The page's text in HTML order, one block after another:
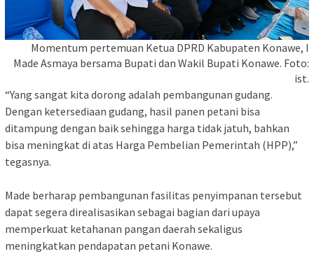
Momentum pertemuan Ketua DPRD Kabupaten Konawe, I
Made Asmaya bersama Bupati dan Wakil Bupati Konawe. Foto:
ist.
‎“Yang sangat kita dorong adalah pembangunan gudang.
Dengan ketersediaan gudang, hasil panen petani bisa
ditampung dengan baik sehingga harga tidak jatuh, bahkan
bisa meningkat di atas Harga Pembelian Pemerintah (HPP),”
tegasnya.
‎Made berharap pembangunan fasilitas penyimpanan tersebut
dapat segera direalisasikan sebagai bagian dari upaya
memperkuat ketahanan pangan daerah sekaligus
meningkatkan pendapatan petani Konawe.